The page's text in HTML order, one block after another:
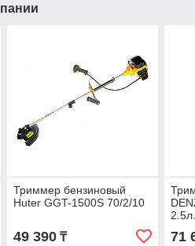
Триммер бензиновый
Huter GGT-1500S 70/2/10
49 390₸ 71